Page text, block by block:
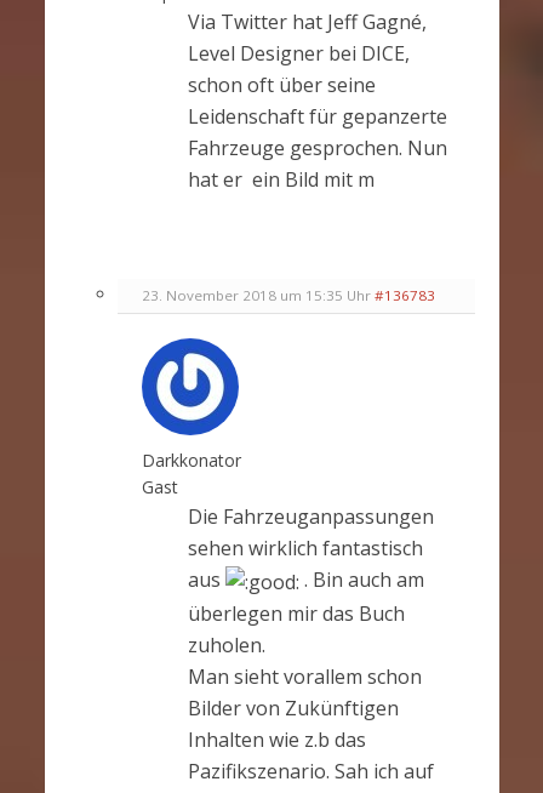
Via Twitter hat Jeff Gagné,
Level Designer bei DICE,
schon oft über seine
Leidenschaft für gepanzerte
Fahrzeuge gesprochen. Nun
hat er ein Bild mit m
23. November 2018 um 15:35 Uhr #136783
Darkkonator
Gast
Die Fahrzeuganpassungen
sehen wirklich fantastisch
aus
. Bin auch am
überlegen mir das Buch
zuholen.
Man sieht vorallem schon
Bilder von Zukünftigen
Inhalten wie z.b das
Pazifikszenario. Sah ich auf